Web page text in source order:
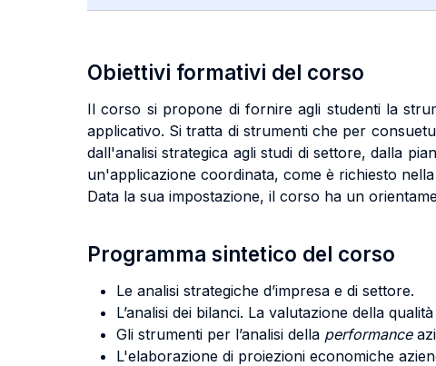
Obiettivi formativi del corso
Il corso si propone di fornire agli studenti la
applicativo. Si tratta di strumenti che per
dall'analisi strategica agli studi di settore, dalla
un'applicazione coordinata, come è richiesto
Data la sua impostazione, il corso ha un
Programma sintetico del corso
Le analisi strategiche d’impresa e di settore.
L’analisi dei bilanci. La valutazione della
Gli strumenti per l’analisi della performance
L'elaborazione di proiezioni economiche